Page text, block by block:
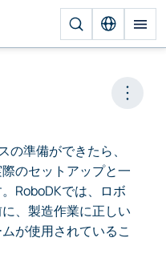
Open
の準備ができたら、
のセットアップと一
RoboDKでは、ロボ
、製造作業に正しい
が使用されているこ